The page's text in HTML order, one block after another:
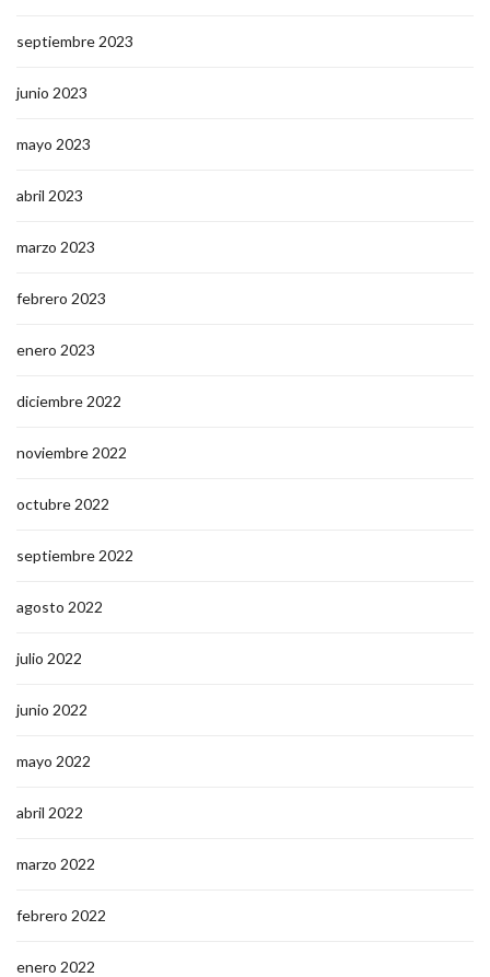
septiembre 2023
junio 2023
mayo 2023
abril 2023
marzo 2023
febrero 2023
enero 2023
diciembre 2022
noviembre 2022
octubre 2022
septiembre 2022
agosto 2022
julio 2022
junio 2022
mayo 2022
abril 2022
marzo 2022
febrero 2022
enero 2022